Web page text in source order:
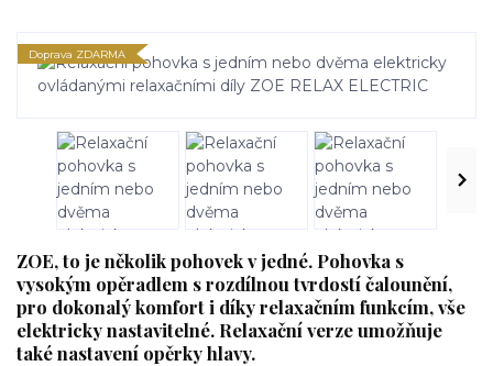
Doprava ZDARMA
ZOE, to je několik pohovek v jedné. Pohovka s
vysokým opěradlem s rozdílnou tvrdostí čalounění,
pro dokonalý komfort i díky relaxačním funkcím, vše
elektricky nastavitelné. Relaxační verze umožňuje
také nastavení opěrky hlavy.